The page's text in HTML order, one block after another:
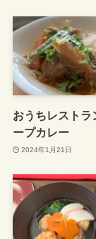
おうちレストラ
ープカレー
2024年1月21日